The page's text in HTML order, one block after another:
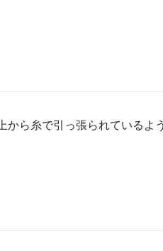
ら糸で引っ張られているよ